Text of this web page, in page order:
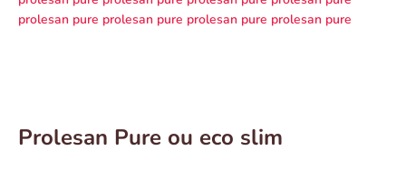
prolesan pure prolesan pure prolesan pure prolesan pure
Prolesan Pure ou eco slim